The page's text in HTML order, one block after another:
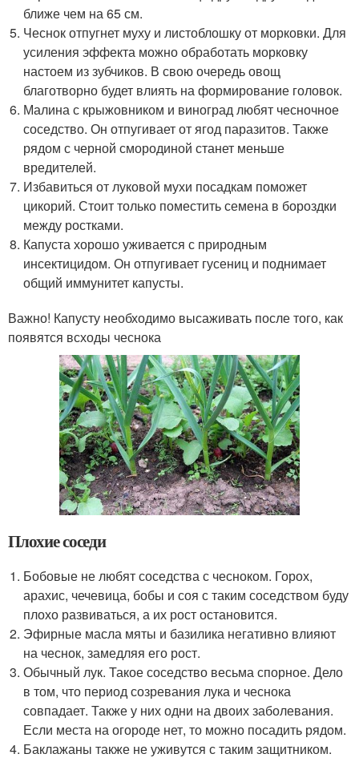
ближе чем на 65 см.
Чеснок отпугнет муху и листоблошку от морковки. Для
усиления эффекта можно обработать морковку
настоем из зубчиков. В свою очередь овощ
благотворно будет влиять на формирование головок.
Малина с крыжовником и виноград любят чесночное
соседство. Он отпугивает от ягод паразитов. Также
рядом с черной смородиной станет меньше
вредителей.
Избавиться от луковой мухи посадкам поможет
цикорий. Стоит только поместить семена в бороздки
между ростками.
Капуста хорошо уживается с природным
инсектицидом. Он отпугивает гусениц и поднимает
общий иммунитет капусты.
Важно! Капусту необходимо высаживать после того, как
появятся всходы чеснока
Плохие соседи
Бобовые не любят соседства с чесноком. Горох,
арахис, чечевица, бобы и соя с таким соседством буду
плохо развиваться, а их рост остановится.
Эфирные масла мяты и базилика негативно влияют
на чеснок, замедляя его рост.
Обычный лук. Такое соседство весьма спорное. Дело
в том, что период созревания лука и чеснока
совпадает. Также у них одни на двоих заболевания.
Если места на огороде нет, то можно посадить рядом.
Баклажаны также не уживутся с таким защитником.